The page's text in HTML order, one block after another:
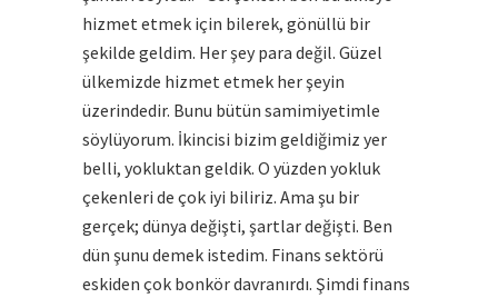
hizmet etmek için bilerek, gönüllü bir
şekilde geldim. Her şey para değil. Güzel
ülkemizde hizmet etmek her şeyin
üzerindedir. Bunu bütün samimiyetimle
söylüyorum. İkincisi bizim geldiğimiz yer
belli, yokluktan geldik. O yüzden yokluk
çekenleri de çok iyi biliriz. Ama şu bir
gerçek; dünya değişti, şartlar değişti. Ben
dün şunu demek istedim. Finans sektörü
eskiden çok bonkör davranırdı. Şimdi finans